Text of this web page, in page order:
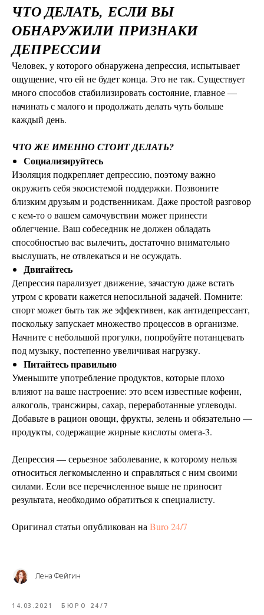
ЧТО ДЕЛАТЬ, ЕСЛИ ВЫ
ОБНАРУЖИЛИ ПРИЗНАКИ
ДЕПРЕССИИ
Человек, у которого обнаружена депрессия, испытывает
ощущение, что ей не будет конца. Это не так. Существует
много способов стабилизировать состояние, главное —
начинать с малого и продолжать делать чуть больше
каждый день.
ЧТО ЖЕ ИМЕННО СТОИТ ДЕЛАТЬ?
Социализируйтесь
Изоляция подкрепляет депрессию, поэтому важно
окружить себя экосистемой поддержки. Позвоните
близким друзьям и родственникам. Даже простой разговор
с кем-то о вашем самочувствии может принести
облегчение. Ваш собеседник не должен обладать
способностью вас вылечить, достаточно внимательно
выслушать, не отвлекаться и не осуждать.
Двигайтесь
Депрессия парализует движение, зачастую даже встать
утром с кровати кажется непосильной задачей. Помните:
спорт может быть так же эффективен, как антидепрессант,
поскольку запускает множество процессов в организме.
Начните с небольшой прогулки, попробуйте потанцевать
под музыку, постепенно увеличивая нагрузку.
Питайтесь правильно
Уменьшите употребление продуктов, которые плохо
влияют на ваше настроение: это всем известные кофеин,
алкоголь, трансжиры, сахар, переработанные углеводы.
Добавьте в рацион овощи, фрукты, зелень и обязательно —
продукты, содержащие жирные кислоты омега-3.
Депрессия — серьезное заболевание, к которому нельзя
относиться легкомысленно и справляться с ним своими
силами. Если все перечисленное выше не приносит
результата, необходимо обратиться к специалисту.
Оригинал статьи опубликован на Buro 24/7
Лена Фейгин
14.03.2021 БЮРО 24/7